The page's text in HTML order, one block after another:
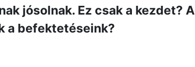
jósolnak. Ez csak a kezdet? A
a befektetéseink?